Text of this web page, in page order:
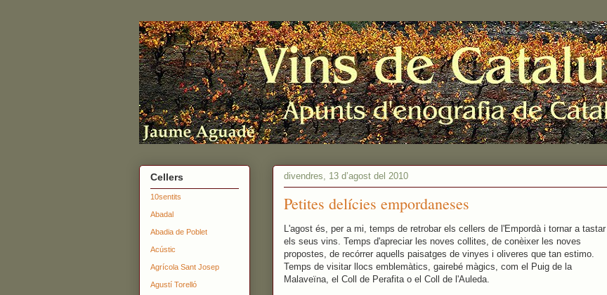
divendres, 13 d’agost del 2010
Petites delícies empordaneses
L'agost és, per a mi, temps de retrobar els cellers de l'Empordà i tornar a tastar
els seus vins. Temps d'apreciar les noves collites, de conèixer les noves
propostes, de recórrer aquells paisatges de vinyes i oliveres que tan estimo.
Temps de visitar llocs emblemàtics, gairebé màgics, com el Puig de la
Malaveïna, el Coll de Perafita o el Coll de l'Auleda.
Cellers
10sentits
Abadal
Abadia de Poblet
Acústic
Agrícola Sant Josep
Agustí Torelló